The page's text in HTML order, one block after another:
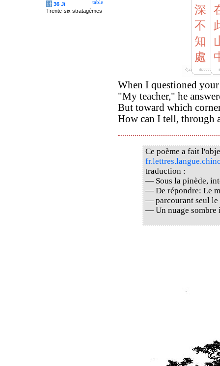
深
不
知
處
When I questioned
"My teacher," he
But toward which
How can I tell, through
Ce poème a fait
traduction :
— Sous la pinède,
— De répondre: Le
— parcourant seul le
— Un nuage sombre
table
计 36 Ji
Trente-six stratagèmes